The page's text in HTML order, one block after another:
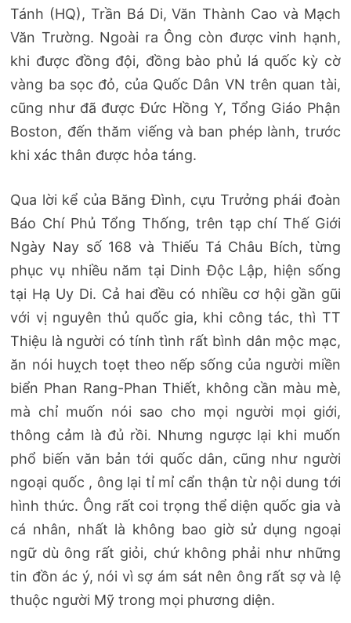
Tánh (HQ), Trần Bá Di, Văn Thành Cao và Mạch
Văn Trường. Ngoài ra Ông còn được vinh hạnh,
khi được đồng đội, đồng bào phủ lá quốc kỳ cờ
vàng ba sọc đỏ, của Quốc Dân VN trên quan tài,
cũng như đã được Đức Hồng Y, Tổng Giáo Phận
Boston, đến thăm viếng và ban phép lành, trước
khi xác thân được hỏa táng.
Qua lời kể của Băng Đình, cựu Trưởng phái đoàn
Báo Chí Phủ Tổng Thống, trên tạp chí Thế Giới
Ngày Nay số 168 và Thiếu Tá Châu Bích, từng
phục vụ nhiều năm tại Dinh Độc Lập, hiện sống
tại Hạ Uy Di. Cả hai đều có nhiều cơ hội gần gũi
với vị nguyên thủ quốc gia, khi công tác, thì TT
Thiệu là người có tính tình rất bình dân mộc mạc,
ăn nói huỵch toẹt theo nếp sống của người miền
biển Phan Rang-Phan Thiết, không cần màu mè,
mà chỉ muốn nói sao cho mọi người mọi giới,
thông cảm là đủ rồi. Nhưng ngược lại khi muốn
phổ biến văn bản tới quốc dân, cũng như người
ngoại quốc , ông lại tỉ mỉ cẩn thận từ nội dung tới
hình thức. Ông rất coi trọng thể diện quốc gia và
cá nhân, nhất là không bao giờ sử dụng ngoại
ngữ dù ông rất giỏi, chứ không phải như những
tin đồn ác ý, nói vì sợ ám sát nên ông rất sợ và lệ
thuộc người Mỹ trong mọi phương diện.